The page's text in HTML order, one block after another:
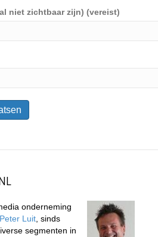
niet zichtbaar zijn) (vereist)
onderneming
Peter Luit , sinds
segmenten in